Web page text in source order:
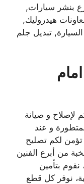
بنشر سيارات,
هيدروليك,
تبديل جلم
لإصلاح و صيانة
و عند
تؤمن لكم تصليح
من أبرع الفنين
بتأمين
نوفر كل قطع